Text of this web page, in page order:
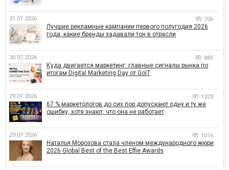
31.07.2026 706
Лучшие рекламные кампании первого полугодия 2026
года: какие бренды задавали тон в отрасли
30.07.2026 885
Куда двигается маркетинг: главные сигналы рынка по
итогам Digital Marketing Day от GoIT
29.07.2026 1323
67 % маркетологов до сих пор допускают одну и ту же
ошибку, хотя знают, что она не работает
29.07.2026 1016
Наталья Морозова стала членом международного жюри
2026 Global Best of the Best Effie Awards